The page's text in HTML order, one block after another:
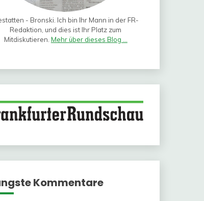
- Bronski. Ich bin Ihr Mann in der FR-
Redaktion, und dies ist Ihr Platz zum
Mitdiskutieren. Mehr über dieses Blog ...
Kommentare